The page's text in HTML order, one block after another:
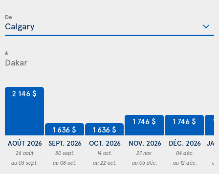
De
à
2 146 $
AOÛT 2026
26 août
au 03 sept.
1 636 $
SEPT. 2026
30 sept.
au 08 oct.
1 636 $
OCT. 2026
14 oct.
au 22 oct.
1 746 $
NOV. 2026
27 nov.
au 05 déc.
1 746 $
DÉC. 2026
04 déc.
au 12 déc.
1